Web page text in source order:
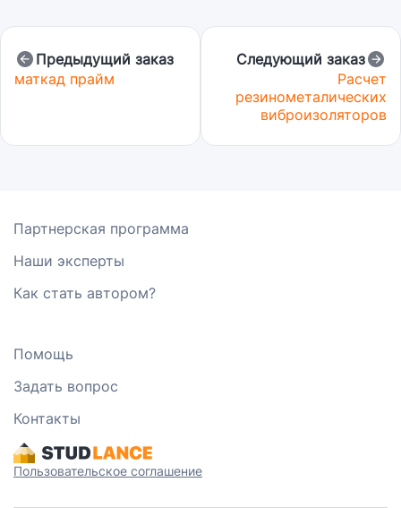
Предыдущий заказ
маткад прайм
Следующий заказ
Расчет
резинометалических
виброизоляторов
Партнерская программа
Наши эксперты
Как стать автором?
Помощь
Задать вопрос
Контакты
Пользовательское соглашение